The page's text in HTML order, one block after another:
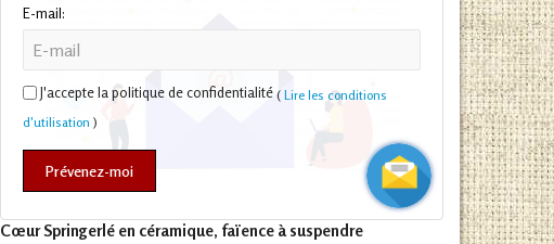
E-mail:
J'accepte la politique de confidentialité ( Lire les conditions
d'utilisation)
Prévenez-moi
Cœur Springerlé en céramique, faïence à suspendre